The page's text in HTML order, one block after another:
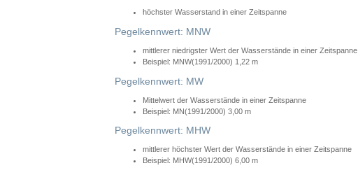
höchster Wasserstand in einer Zeitspanne
Pegelkennwert: MNW
mittlerer niedrigster Wert der Wasserstände in einer Zeitspanne
Beispiel: MNW(1991/2000) 1,22 m
Pegelkennwert: MW
Mittelwert der Wasserstände in einer Zeitspanne
Beispiel: MN(1991/2000) 3,00 m
Pegelkennwert: MHW
mittlerer höchster Wert der Wasserstände in einer Zeitspanne
Beispiel: MHW(1991/2000) 6,00 m